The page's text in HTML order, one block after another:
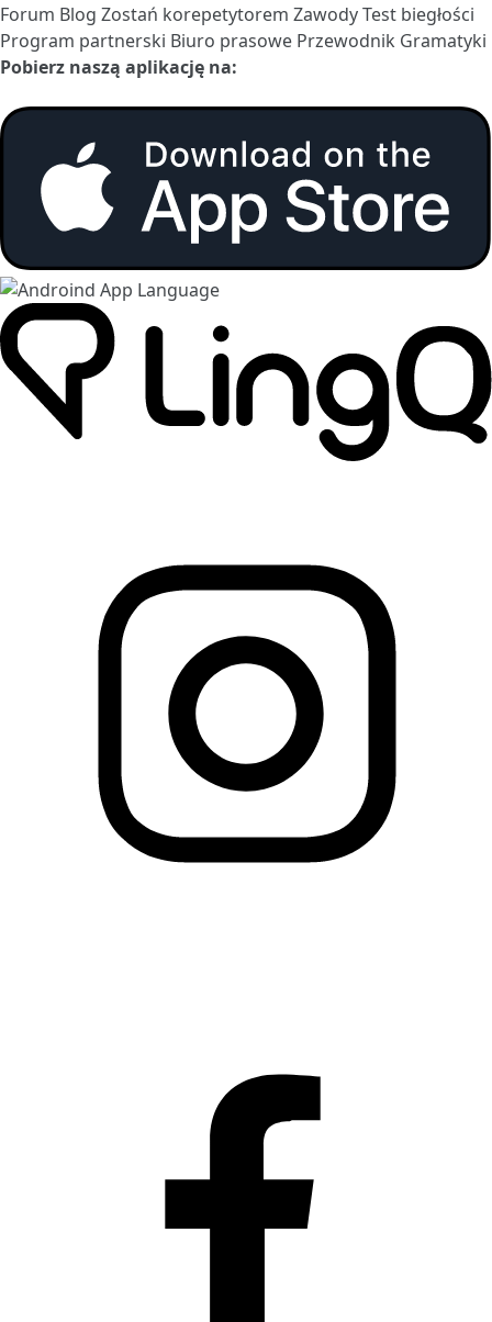
Forum Blog Zostań korepetytorem ZawodyTest biegłości
Program partnerski Biuro prasowe Przewodnik Gramatyki
Pobierz naszą aplikację na: